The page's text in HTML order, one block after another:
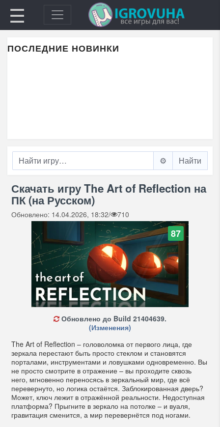
☰
ПОСЛЕДНИЕ НОВИНКИ
⚙️
Скачать игру The Art of Reflection на
ПК (на Русском)
Обновлено: 14.04.2026, 18:32/ 710
87
Обновлено до Build 21404639.
(Изменения)
The Art of Reflection – головоломка от первого лица, где
зеркала перестают быть просто стеклом и становятся
порталами, инструментами и ловушками одновременно. Вы
не просто смотрите в отражение – вы проходите сквозь
него, мгновенно переносясь в зеркальный мир, где всё
перевернуто, но логика остаётся. Заблокированная дверь?
Может, ключ лежит в отражённой реальности. Недоступная
платформа? Прыгните в зеркало на потолке – и вуаля,
гравитация сменится, а мир перевернётся под ногами.